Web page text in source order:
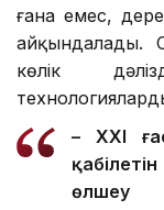
ғана емес,
айқындалады.
көлік
– XXI
өлшеу